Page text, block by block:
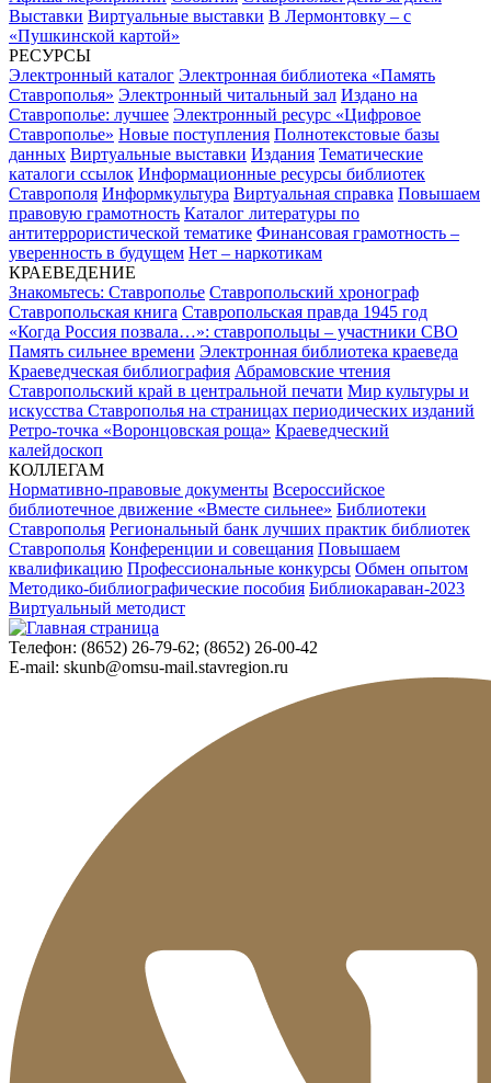
Выставки Виртуальные выставки В Лермонтовку – с
«Пушкинской картой»
РЕСУРСЫ
Электронный каталог Электронная библиотека «Память
Ставрополья» Электронный читальный зал Издано на
Ставрополье: лучшее Электронный ресурс «Цифровое
Ставрополье» Новые поступления Полнотекстовые базы
данных Виртуальные выставки Издания Тематические
каталоги ссылок Информационные ресурсы библиотек
Ставрополя Информкультура Виртуальная справка Повышаем
правовую грамотность Каталог литературы по
антитеррористической тематике Финансовая грамотность –
уверенность в будущем Нет – наркотикам
КРАЕВЕДЕНИЕ
Знакомьтесь: Ставрополье Ставропольский хронограф
Ставропольская книга Ставропольская правда 1945 год
«Когда Россия позвала…»: ставропольцы – участники СВО
Память сильнее времени Электронная библиотека краеведа
Краеведческая библиография Абрамовские чтения
Ставропольский край в центральной печати Мир культуры и
искусства Ставрополья на страницах периодических изданий
Ретро-точка «Воронцовская роща» Краеведческий
калейдоскоп
КОЛЛЕГАМ
Нормативно-правовые документы Всероссийское
библиотечное движение «Вместе сильнее» Библиотеки
Ставрополья Региональный банк лучших практик библиотек
Ставрополья Конференции и совещания Повышаем
квалификацию Профессиональные конкурсы Обмен опытом
Методико-библиографические пособия Библиокараван-2023
Виртуальный методист
Телефон: (8652) 26-79-62; (8652) 26-00-42
E-mail: skunb@omsu-mail.stavregion.ru